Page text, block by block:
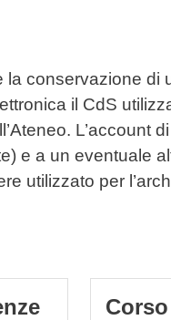
la conservazione
il CdS
L’account
e a un eventuale
utilizzato per